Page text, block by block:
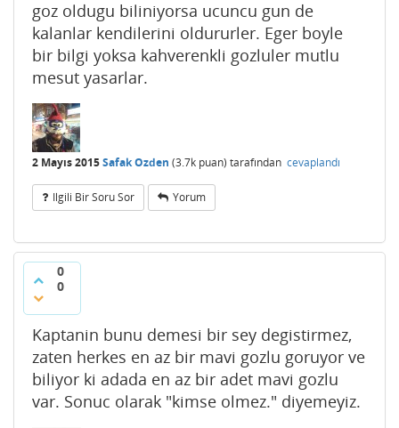
goz oldugu biliniyorsa ucuncu gun de
kalanlar kendilerini oldururler. Eger boyle
bir bilgi yoksa kahverenkli gozluler mutlu
mesut yasarlar.
2 Mayıs 2015Safak Ozden (3.7k puan) tarafından cevaplandı
Ilgili Bir Soru Sor Yorum
0
0
Kaptanin bunu demesi bir sey degistirmez,
zaten herkes en az bir mavi gozlu goruyor ve
biliyor ki adada en az bir adet mavi gozlu
var. Sonuc olarak "kimse olmez." diyemeyiz.